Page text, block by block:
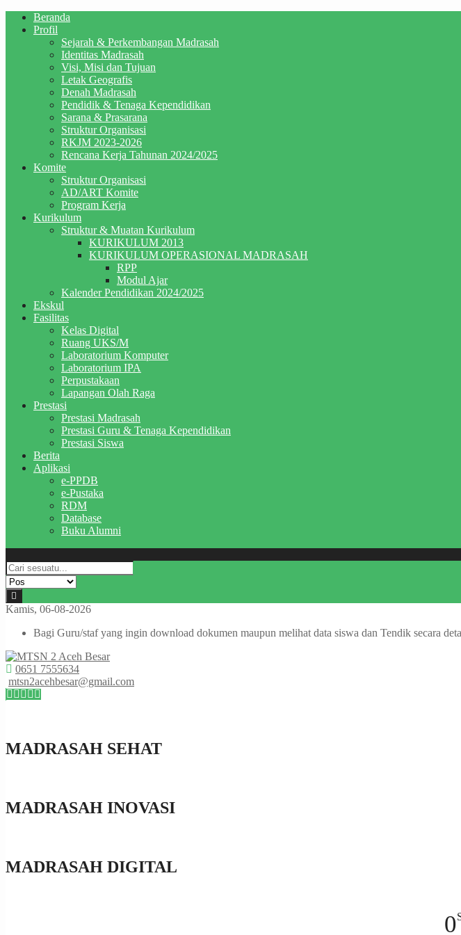
Beranda
Profil
Sejarah & Perkembangan Madrasah
Identitas Madrasah
Visi, Misi dan Tujuan
Letak Geografis
Denah Madrasah
Pendidik & Tenaga Kependidikan
Sarana & Prasarana
Struktur Organisasi
RKJM 2023-2026
Rencana Kerja Tahunan 2024/2025
Komite
Struktur Organisasi
AD/ART Komite
Program Kerja
Kurikulum
Struktur & Muatan Kurikulum
KURIKULUM 2013
KURIKULUM OPERASIONAL MADRASAH
RPP
Modul Ajar
Kalender Pendidikan 2024/2025
Ekskul
Fasilitas
Kelas Digital
Ruang UKS/M
Laboratorium Komputer
Laboratorium IPA
Perpustakaan
Lapangan Olah Raga
Prestasi
Prestasi Madrasah
Prestasi Guru & Tenaga Kependidikan
Prestasi Siswa
Berita
Aplikasi
e-PPDB
e-Pustaka
RDM
Database
Buku Alumni
Kamis, 06-08-2026
Bagi Guru/staf yang ingin download dokumen maupun melihat data siswa dan Tendik secara
0651 7555634
mtsn2acehbesar@gmail.com
MADRASAH SEHAT
MADRASAH INOVASI
MADRASAH DIGITAL
0